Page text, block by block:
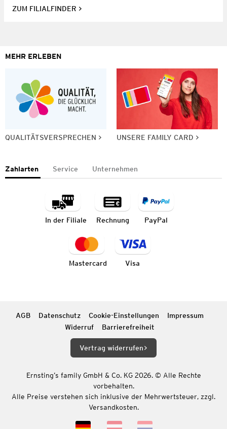
ZUM FILIALFINDER
MEHR ERLEBEN
QUALITÄTSVERSPRECHEN UNSERE FAMILY CARD
Zahlarten Service Unternehmen
In der Filiale Rechnung PayPal
Mastercard Visa
AGB Datenschutz Cookie-Einstellungen
Impressum
Widerruf
Barrierefreiheit
Vertrag widerrufen
Ernsting’s family GmbH & Co. KG 2026. © Alle Rechte
vorbehalten.
Alle Preise verstehen sich inklusive der Mehrwertsteuer, zzgl.
Versandkosten.